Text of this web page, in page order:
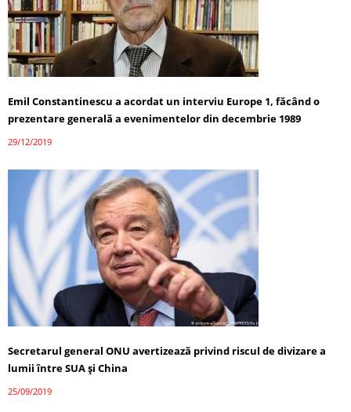
Emil Constantinescu a acordat un interviu Europe 1, făcând o
prezentare generală a evenimentelor din decembrie 1989
29/12/2019
Secretarul general ONU avertizează privind riscul de divizare a
lumii între SUA şi China
25/09/2019